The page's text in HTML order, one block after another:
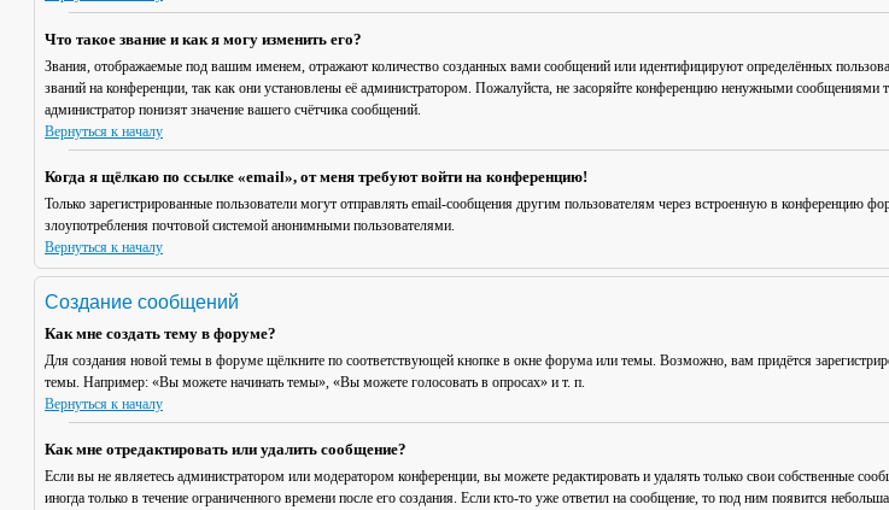
Что такое звание и как я могу изменить его?
Звания, отображаемые под вашим именем, отражают количество созданных вами сообщений или идентифицируют определённых
званий на конференции, так как они установлены её администратором. Пожалуйста, не засоряйте конференцию ненужными
администратор понизят значение вашего счётчика сообщений.
Вернуться к началу
Когда я щёлкаю по ссылке «email», от меня требуют войти на конференцию!
Только зарегистрированные пользователи могут отправлять email-сообщения другим пользователям через встроенную в конференцию
злоупотребления почтовой системой анонимными пользователями.
Вернуться к началу
Создание сообщений
Как мне создать тему в форуме?
Для создания новой темы в форуме щёлкните по соответствующей кнопке в окне форума или темы. Возможно, вам придётся
темы. Например: «Вы можете начинать темы», «Вы можете голосовать в опросах» и т. п.
Вернуться к началу
Как мне отредактировать или удалить сообщение?
Если вы не являетесь администратором или модератором конференции, вы можете редактировать и удалять только свои собственные
иногда только в течение ограниченного времени после его создания. Если кто-то уже ответил на сообщение, то под ним появится